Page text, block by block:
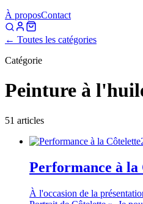
À proposContact
← Toutes les catégories
Catégorie
Peinture à
51 articles
Performance à la
À l'occasion de la